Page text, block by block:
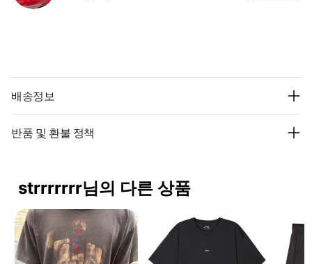
배송정보
반품 및 환불 정책
strrrrrrr님의 다른 상품